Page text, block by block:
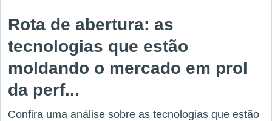
Rota de abertura: as
tecnologias que estão
moldando o mercado em prol
da perf...
Confira uma análise sobre as tecnologias que estão